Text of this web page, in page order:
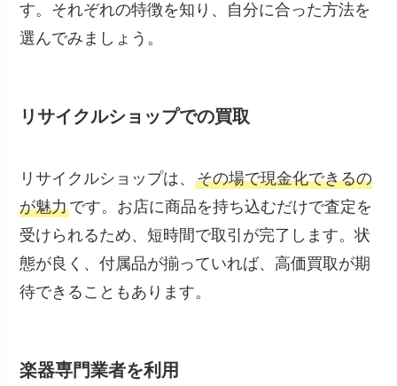
す。それぞれの特徴を知り、自分に合った方法を
選んでみましょう。
リサイクルショップでの買取
リサイクルショップは、その場で現金化できるの
が魅力です。お店に商品を持ち込むだけで査定を
受けられるため、短時間で取引が完了します。状
態が良く、付属品が揃っていれば、高価買取が期
待できることもあります。
楽器専門業者を利用